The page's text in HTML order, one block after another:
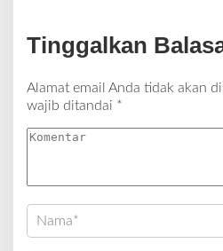
Tinggalkan
Alamat email Anda tidak akan
wajib ditandai *